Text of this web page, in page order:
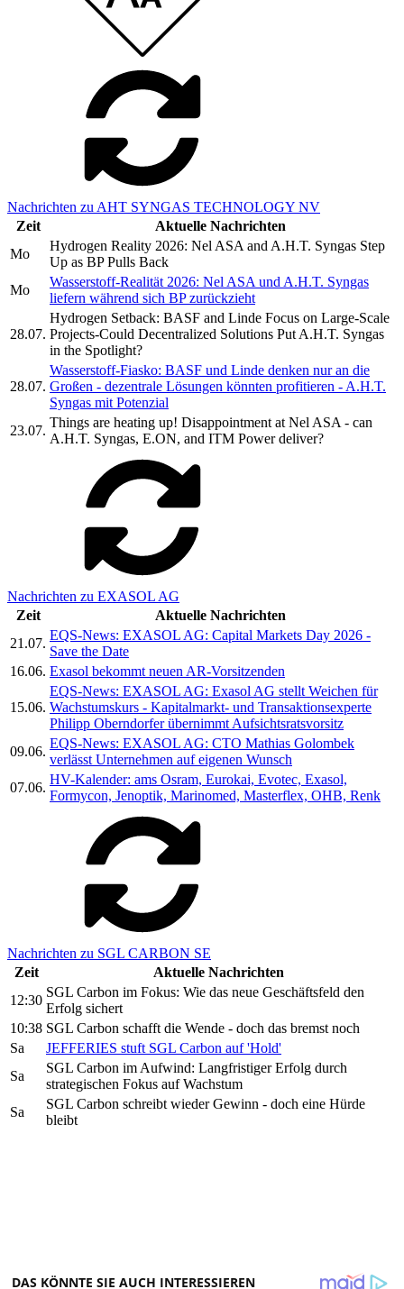
Nachrichten zu AHT SYNGAS TECHNOLOGY NV
Zeit
Aktuelle Nachrichten
Mo
Hydrogen Reality 2026: Nel ASA and A.H.T. Syngas Step
Up as BP Pulls Back
Mo
Wasserstoff-Realität 2026: Nel ASA und A.H.T. Syngas
liefern während sich BP zurückzieht
28.07.
Hydrogen Setback: BASF and Linde Focus on Large-Scale
Projects-Could Decentralized Solutions Put A.H.T. Syngas
in the Spotlight?
28.07.
Wasserstoff-Fiasko: BASF und Linde denken nur an die
Großen - dezentrale Lösungen könnten profitieren - A.H.T.
Syngas mit Potenzial
23.07.
Things are heating up! Disappointment at Nel ASA - can
A.H.T. Syngas, E.ON, and ITM Power deliver?
Nachrichten zu EXASOL AG
Zeit
Aktuelle Nachrichten
21.07.
EQS-News: EXASOL AG: Capital Markets Day 2026 -
Save the Date
16.06. Exasol bekommt neuen AR-Vorsitzenden
15.06.
EQS-News: EXASOL AG: Exasol AG stellt Weichen für
Wachstumskurs - Kapitalmarkt- und Transaktionsexperte
Philipp Oberndorfer übernimmt Aufsichtsratsvorsitz
09.06.
EQS-News: EXASOL AG: CTO Mathias Golombek
verlässt Unternehmen auf eigenen Wunsch
07.06.
HV-Kalender: ams Osram, Eurokai, Evotec, Exasol,
Formycon, Jenoptik, Marinomed, Masterflex, OHB, Renk
Nachrichten zu SGL CARBON SE
Zeit
Aktuelle Nachrichten
12:30
SGL Carbon im Fokus: Wie das neue Geschäftsfeld den
Erfolg sichert
10:38 SGL Carbon schafft die Wende - doch das bremst noch
Sa
JEFFERIES stuft SGL Carbon auf 'Hold'
Sa
SGL Carbon im Aufwind: Langfristiger Erfolg durch
strategischen Fokus auf Wachstum
Sa
SGL Carbon schreibt wieder Gewinn - doch eine Hürde
bleibt